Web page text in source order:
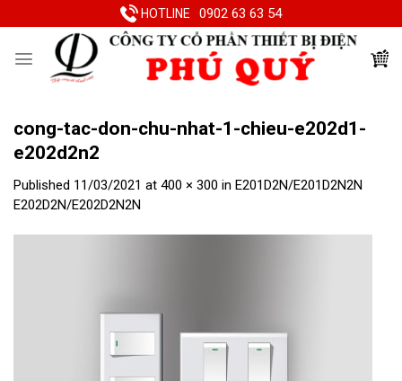
to
HOTLINE 0902 63 63 54
cong-tac-don-chu-nhat-1-chieu-e202d1-
e202d2n2
Published 11/03/2021 at 400 × 300 in E201D2N/E201D2N2N
E202D2N/E202D2N2N